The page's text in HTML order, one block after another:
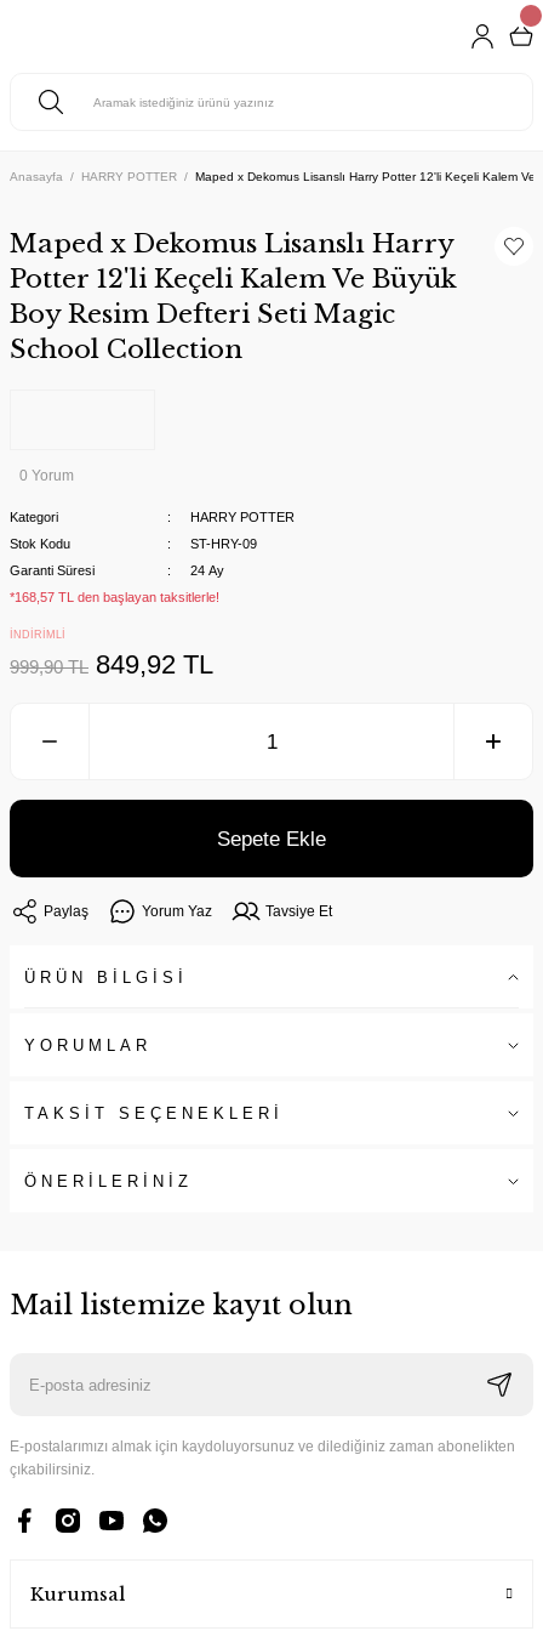
Anasayfa HARRY POTTER Maped x Dekomus Lisanslı Harry Potter 12'li Keçeli Kalem
Maped x Dekomus Lisanslı Harry
Potter 12'li Keçeli Kalem Ve Büyük
Boy Resim Defteri Seti Magic
School Collection
0 Yorum
Kategori
HARRY POTTER
Stok Kodu
ST-HRY-09
Garanti Süresi
24 Ay
*168,57 TL den başlayan taksitlerle!
İNDİRİMLİ
999,90 TL 849,92 TL
Sepete Ekle
Paylaş Yorum Yaz Tavsiye Et
ÜRÜN BİLGİSİ
YORUMLAR
TAKSİT SEÇENEKLERİ
ÖNERİLERİNİZ
Mail listemize kayıt olun
E-postalarımızı almak için kaydoluyorsunuz ve dilediğiniz zaman abonelikten
çıkabilirsiniz.
Kurumsal